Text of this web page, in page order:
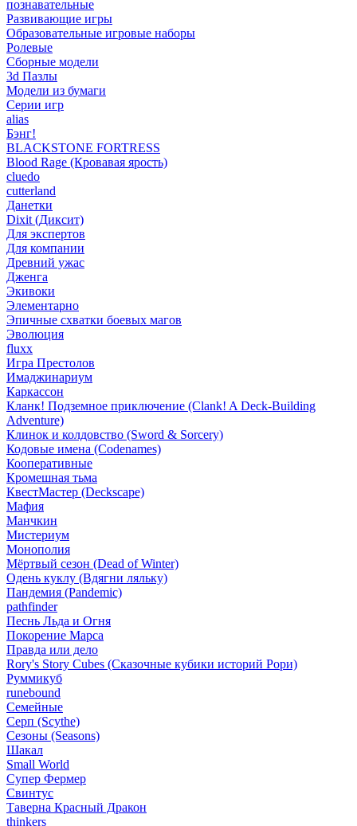
познавательные
Развивающие игры
Образовательные игровые наборы
Ролевые
Сборные модели
3d Пазлы
Модели из бумаги
Серии игр
alias
Бэнг!
BLACKSTONE FORTRESS
Blood Rage (Кровавая ярость)
cluedo
cutterland
Данетки
Dixit (Диксит)
Для экспертов
Для компании
Древний ужас
Дженга
Экивоки
Элементарно
Эпичные схватки боевых магов
Эволюция
fluxx
Игра Престолов
Имаджинариум
Каркассон
Кланк! Подземное приключение (Clank! A Deck-Building
Adventure)
Клинок и колдовство (Sword & Sorcery)
Кодовые имена (Codenames)
Кооперативные
Кромешная тьма
КвестМастер (Deckscape)
Мафия
Манчкин
Мистериум
Монополия
Мёртвый сезон (Dead of Winter)
Одень куклу (Вдягни ляльку)
Пандемия (Pandemic)
pathfinder
Песнь Льда и Огня
Покорение Марса
Правда или дело
Rory's Story Cubes (Сказочные кубики историй Рори)
Руммикуб
runebound
Семейные
Серп (Scythe)
Сезоны (Seasons)
Шакал
Small World
Супер Фермер
Свинтус
Таверна Красный Дракон
thinkers